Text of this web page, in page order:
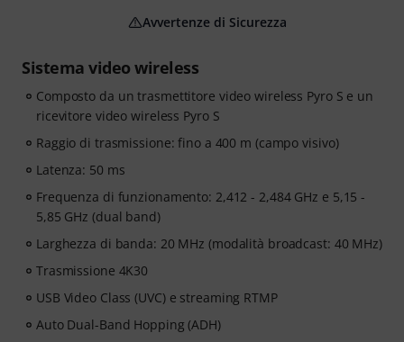
Sistema video wireless
Composto da un trasmettitore video wireless Pyro S e un
ricevitore video wireless Pyro S
Raggio di trasmissione: fino a 400 m (campo visivo)
Latenza: 50 ms
Frequenza di funzionamento: 2,412 - 2,484 GHz e 5,15 -
5,85 GHz (dual band)
Larghezza di banda: 20 MHz (modalità broadcast: 40 MHz)
Trasmissione 4K30
USB Video Class (UVC) e streaming RTMP
Auto Dual-Band Hopping (ADH)
Avvertenze di Sicurezza